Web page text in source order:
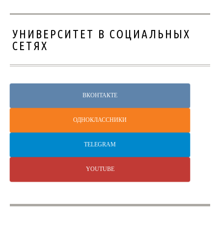
УНИВЕРСИТЕТ В СОЦИАЛЬНЫХ
СЕТЯХ
ВКОНТАКТЕ
ОДНОКЛАССНИКИ
TELEGRAM
YOUTUBE